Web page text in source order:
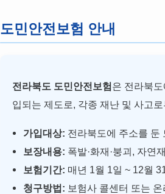
도민안전보험 안내
전라북도 도민안전보험은 전라북
입되는 제도로, 각종 재난 및 사고
가입대상: 전라북도에 주소를 둔
보장내용: 폭발·화재·붕괴, 자연
보험기간: 매년 1월 1일 ~ 12월
청구방법: 보험사 콜센터 또는